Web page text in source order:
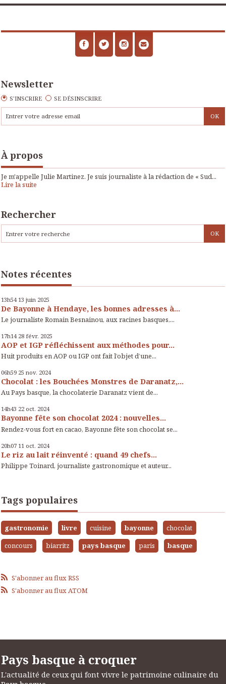
Newsletter
S'INSCRIRE SE DÉSINSCRIRE
À propos
Je m'appelle Julie Martinez. Je suis journaliste à la rédaction de « Sud...
Lire la suite
Rechercher
Notes récentes
13h54 13 juin 2025
De Bayonne à Hendaye, les bonnes adresses à...
Le journaliste Romain Besnainou, aux racines basques,...
17h14 28 févr. 2025
AOP et IGP réfléchissent aux méthodes pour...
Huit produits en AOP ou IGP ont fait l’objet d’une...
06h59 25 nov. 2024
Chocolat : les Bouchées Monstres de Daranatz,...
Au Pays basque, la chocolaterie Daranatz vient de...
14h43 22 oct. 2024
Bayonne fête son chocolat 2024 : nouvelles...
Rendez-vous fort en cacao, Bayonne fête son chocolat se...
20h07 11 oct. 2024
Le riz au lait réinventé : quand 49 chefs...
Philippe Toinard, journaliste gastronomique et auteur...
Tags populaires
gastronomie livre cuisine bayonne
chocolat
concours
biarritz pays basque paris basque
S'abonner au flux RSS
S'abonner au flux ATOM
Pays basque à croquer
L'actualité de ceux qui font vivre le patrimoine culinaire du